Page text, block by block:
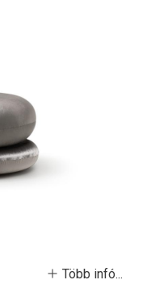
Több infó...